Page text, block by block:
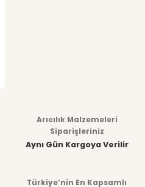
Arıcılık Malzemeleri
Siparişleriniz
Aynı Gün Kargoya Verilir
Türkiye’nin En Kapsamlı